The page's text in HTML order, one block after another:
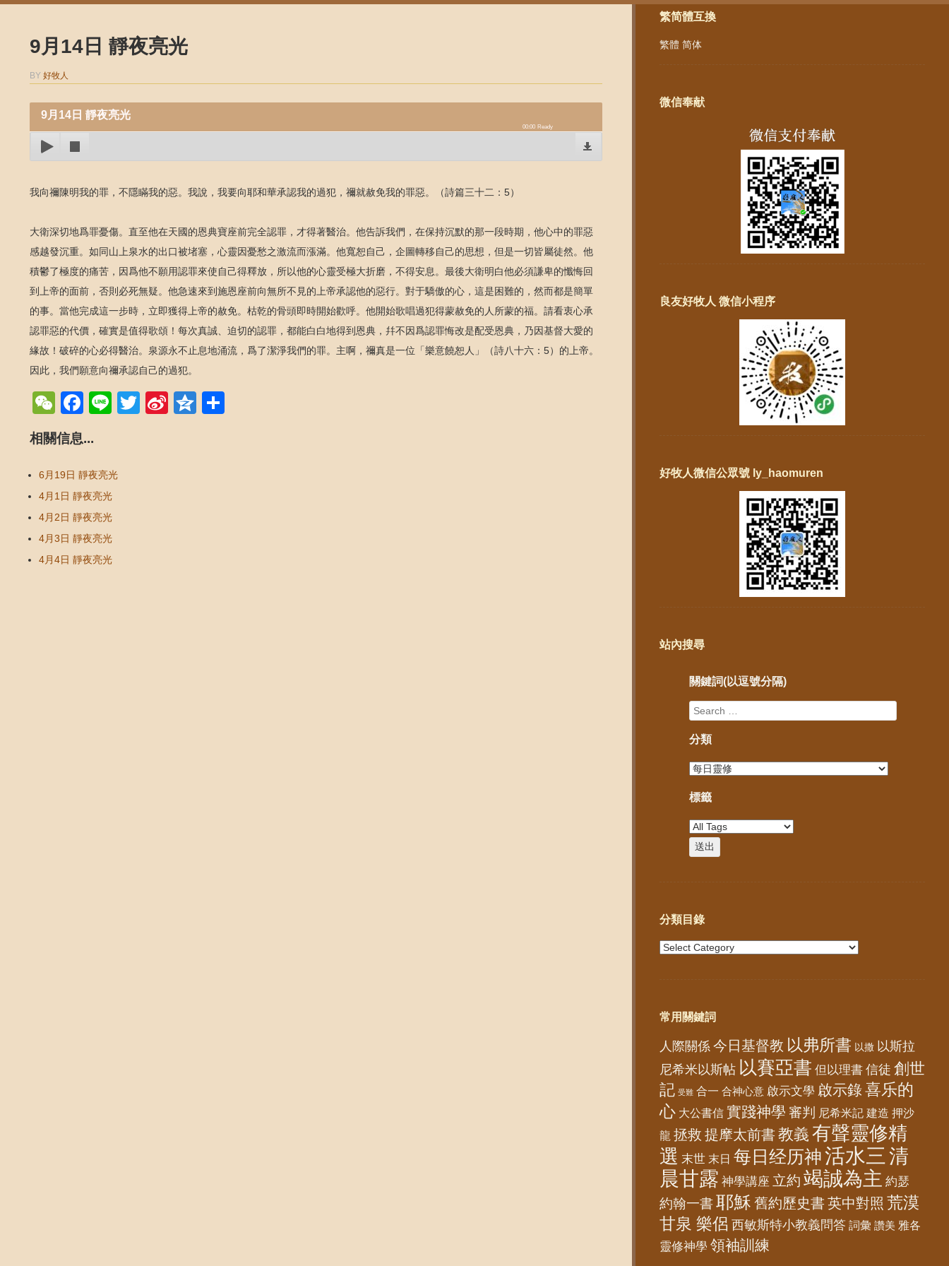
9月14日 靜夜亮光
BY 好牧人
9月14日 靜夜亮光
00:00 Ready
我向禰陳明我的罪，不隱瞞我的惡。我說，我要向耶和華承認我的過犯，禰就赦免我的罪惡。（詩篇三十二：5）
大衛深切地爲罪憂傷。直至他在天國的恩典寶座前完全認罪，才得著醫治。他告訴我們，在保持沉默的那一段時期，他心中的罪惡
感越發沉重。如同山上泉水的出口被堵塞，心靈因憂愁之激流而漲滿。他寬恕自己，企圖轉移自己的思想，但是一切皆屬徒然。他
積鬱了極度的痛苦，因爲他不願用認罪來使自己得釋放，所以他的心靈受極大折磨，不得安息。最後大衛明白他必須謙卑的懺悔回
到上帝的面前，否則必死無疑。他急速來到施恩座前向無所不見的上帝承認他的惡行。對于驕傲的心，這是困難的，然而都是簡單
的事。當他完成這一步時，立即獲得上帝的赦免。枯乾的骨頭即時開始歡呼。他開始歌唱過犯得蒙赦免的人所蒙的福。請看衷心承
認罪惡的代價，確實是值得歌頌！每次真誠、迫切的認罪，都能白白地得到恩典，幷不因爲認罪悔改是配受恩典，乃因基督大愛的
緣故！破碎的心必得醫治。泉源永不止息地涌流，爲了潔淨我們的罪。主啊，禰真是一位「樂意饒恕人」（詩八十六：5）的上帝。
因此，我們願意向禰承認自己的過犯。
WeChat
Facebook
LineTwitterSinaQzone
相關信息...
6月19日 靜夜亮光
4月1日 靜夜亮光
4月2日 靜夜亮光
4月3日 靜夜亮光
4月4日 靜夜亮光
繁简體互換
繁體 简体
微信奉献
良友好牧人 微信小程序
好牧人微信公眾號 ly_haomuren
站內搜尋
關鍵詞(以逗號分隔)
分類
標籤
分類目錄
常用關鍵詞
人際關係 今日基督教 以弗所書 以撒 以斯拉
尼希米以斯帖 以賽亞書 但以理書 信徒 創世
記 受難 合一 合神心意 啟示文學 啟示錄喜乐的
心 大公書信 實踐神學 審判 尼希米記 建造 押沙
龍 拯救 提摩太前書 教義 有聲靈修精
選 末世 末日 每日经历神活水三 清
晨甘露 神學講座 立約 竭誠為主 約瑟
約翰一書耶穌 舊約歷史書 英中對照 荒漠
甘泉 樂侶 西敏斯特小教義問答 詞彙 讚美 雅各
靈修神學 領袖訓練